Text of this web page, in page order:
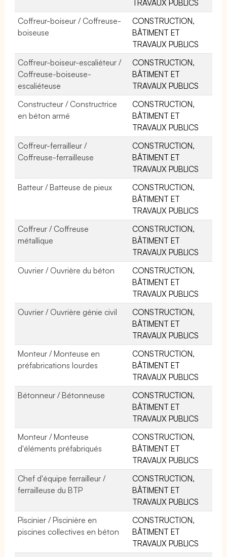
TRAVAUX PUBLICS
Coffreur-boiseur / Coffreuse-
boiseuse
CONSTRUCTION,
BÂTIMENT ET
TRAVAUX PUBLICS
Coffreur-boiseur-escaliéteur /
Coffreuse-boiseuse-
escaliéteuse
CONSTRUCTION,
BÂTIMENT ET
TRAVAUX PUBLICS
Constructeur / Constructrice
en béton armé
CONSTRUCTION,
BÂTIMENT ET
TRAVAUX PUBLICS
Coffreur-ferrailleur /
Coffreuse-ferrailleuse
CONSTRUCTION,
BÂTIMENT ET
TRAVAUX PUBLICS
Batteur / Batteuse de pieux
CONSTRUCTION,
BÂTIMENT ET
TRAVAUX PUBLICS
Coffreur / Coffreuse
métallique
CONSTRUCTION,
BÂTIMENT ET
TRAVAUX PUBLICS
Ouvrier / Ouvrière du béton
CONSTRUCTION,
BÂTIMENT ET
TRAVAUX PUBLICS
Ouvrier / Ouvrière génie civil
CONSTRUCTION,
BÂTIMENT ET
TRAVAUX PUBLICS
Monteur / Monteuse en
préfabrications lourdes
CONSTRUCTION,
BÂTIMENT ET
TRAVAUX PUBLICS
Bétonneur / Bétonneuse
CONSTRUCTION,
BÂTIMENT ET
TRAVAUX PUBLICS
Monteur / Monteuse
d'éléments préfabriqués
CONSTRUCTION,
BÂTIMENT ET
TRAVAUX PUBLICS
Chef d'équipe ferrailleur /
ferrailleuse du BTP
CONSTRUCTION,
BÂTIMENT ET
TRAVAUX PUBLICS
Piscinier / Piscinière en
piscines collectives en béton
CONSTRUCTION,
BÂTIMENT ET
TRAVAUX PUBLICS